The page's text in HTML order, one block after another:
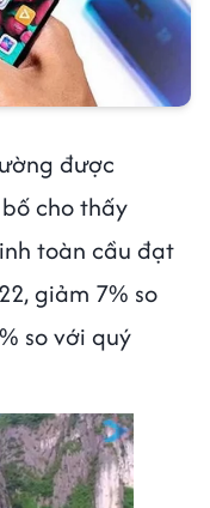
được
cho thấy
toàn cầu đạt
giảm 7% so
so với quý